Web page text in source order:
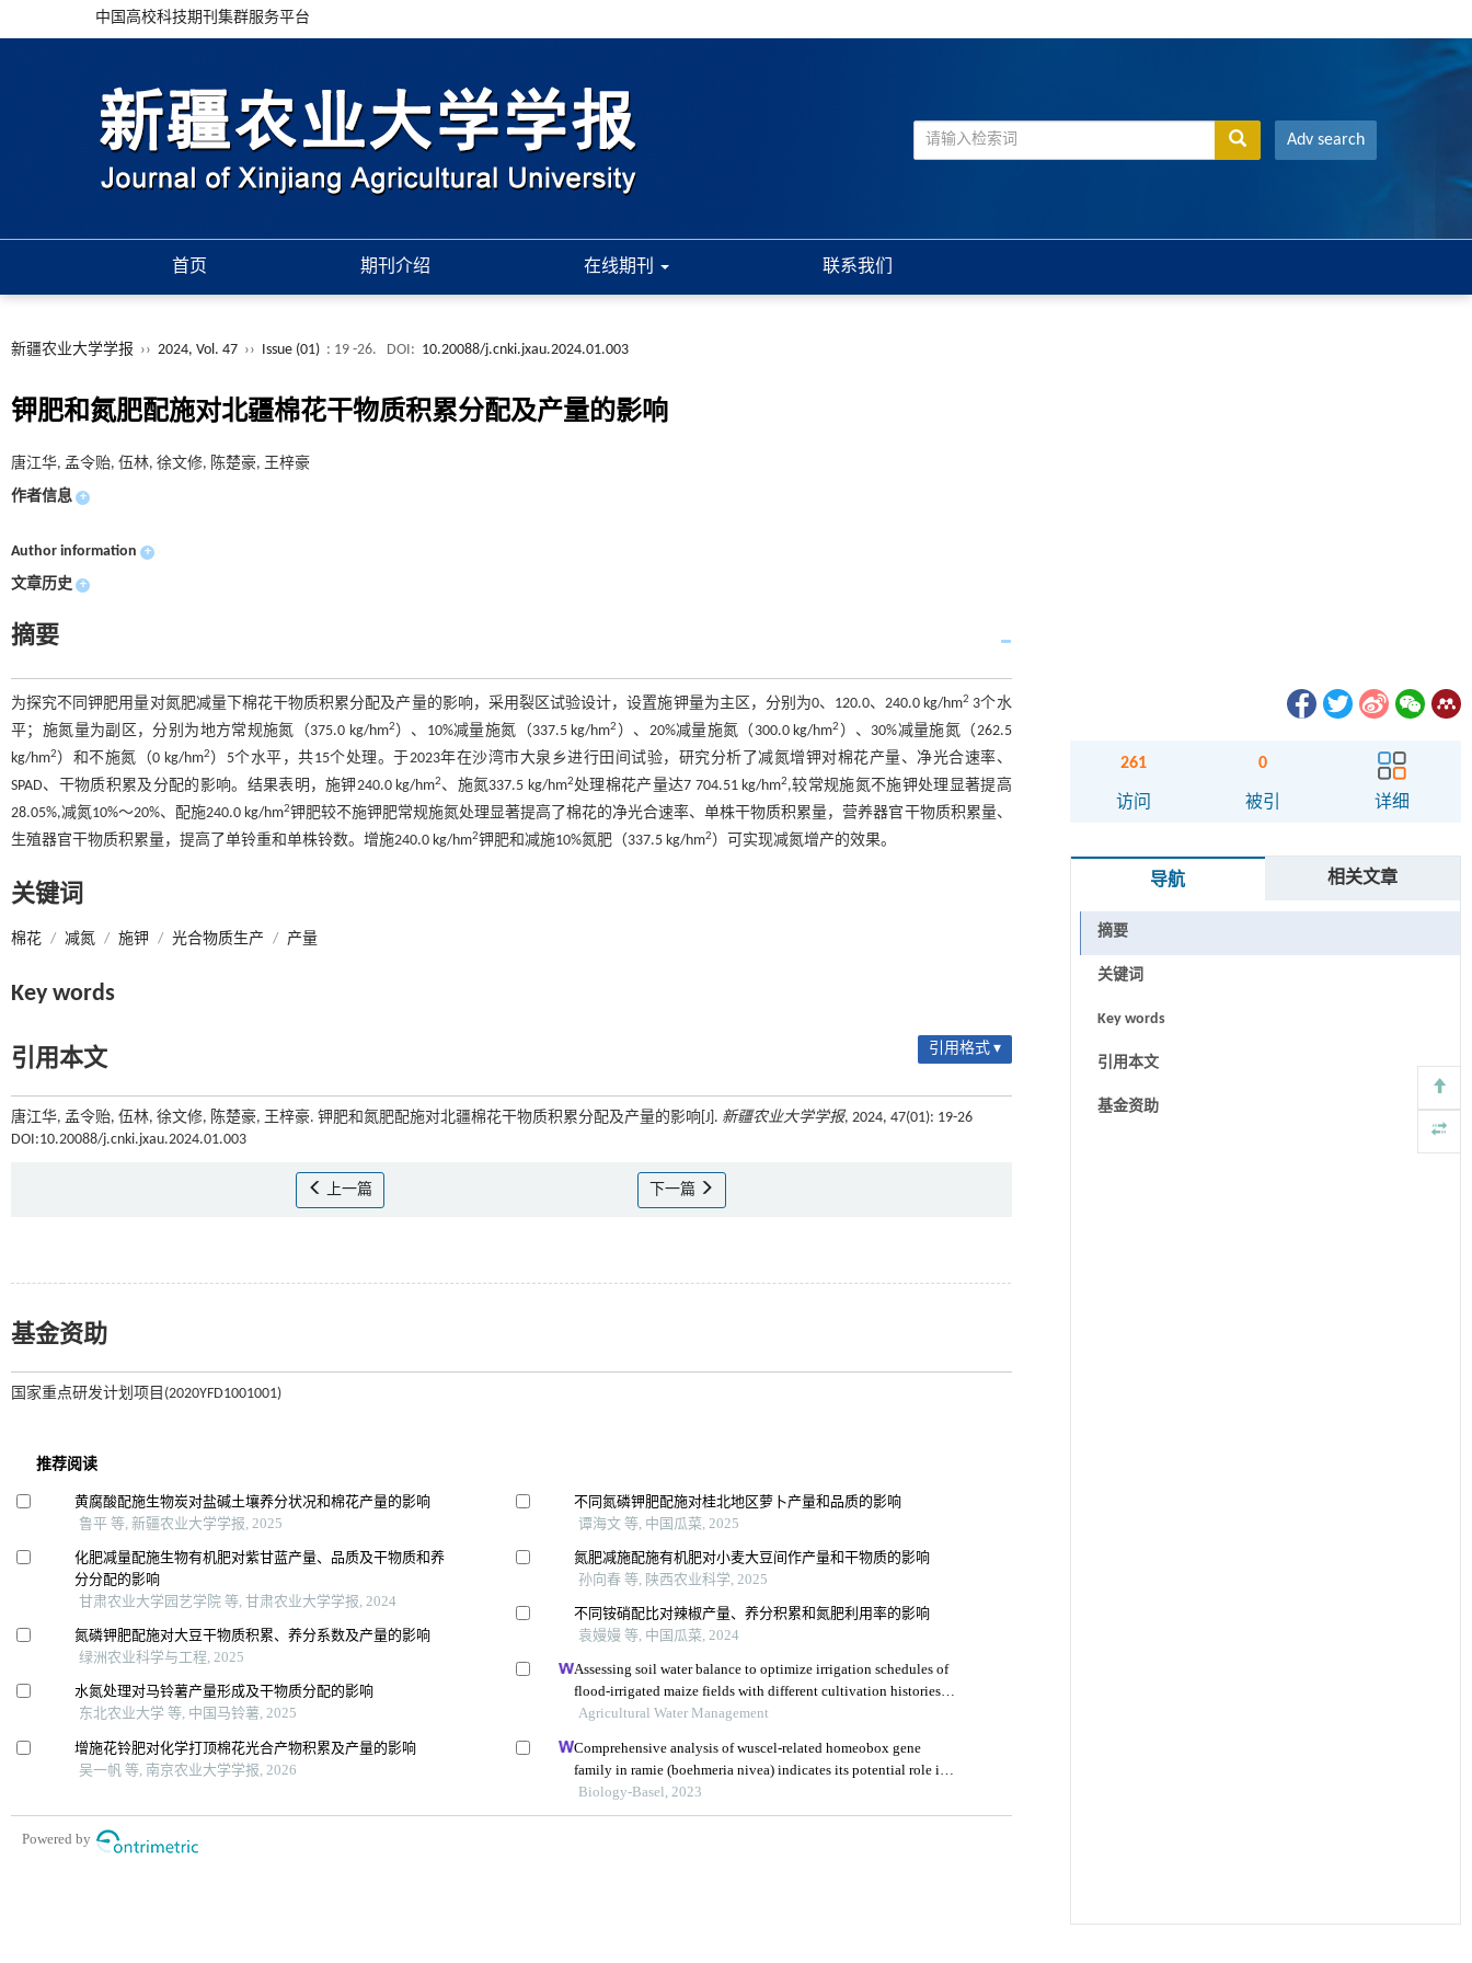
中国高校科技期刊集群服务平台
Adv search
首页 期刊介绍 在线期刊 联系我们
新疆农业大学学报 ›› 2024, Vol. 47 ›› Issue (01) : 19 -26. DOI: 10.20088/j.cnki.jxau.2024.01.003
钾肥和氮肥配施对北疆棉花干物质积累分配及产量的影响
唐江华, 孟令贻, 伍林, 徐文修, 陈楚豪, 王梓豪
作者信息 +
Author information +
文章历史 +
摘要
为探究不同钾肥用量对氮肥减量下棉花干物质积累分配及产量的影响，采用裂区试验设计，设置施钾量为主区，分别为0、120.0、240.0 kg/hm2 3个水
平；施氮量为副区，分别为地方常规施氮（375.0 kg/hm2）、10%减量施氮（337.5 kg/hm2 ）、20%减量施氮（300.0 kg/hm2 ）、30%减量施氮（262.5
kg/hm2）和不施氮（0 kg/hm2）5个水平，共15个处理。于2023年在沙湾市大泉乡进行田间试验，研究分析了减氮增钾对棉花产量、净光合速率、
SPAD、干物质积累及分配的影响。结果表明，施钾240.0 kg/hm2、施氮337.5 kg/hm2处理棉花产量达7 704.51 kg/hm2,较常规施氮不施钾处理显著提高
28.05%,减氮10%～20%、配施240.0 kg/hm2钾肥较不施钾肥常规施氮处理显著提高了棉花的净光合速率、单株干物质积累量，营养器官干物质积累量、
生殖器官干物质积累量，提高了单铃重和单株铃数。增施240.0 kg/hm2钾肥和减施10%氮肥（337.5 kg/hm2）可实现减氮增产的效果。
关键词
棉花 / 减氮 / 施钾 / 光合物质生产 / 产量
Key words
引用本文 引用格式 ▾
唐江华, 孟令贻, 伍林, 徐文修, 陈楚豪, 王梓豪. 钾肥和氮肥配施对北疆棉花干物质积累分配及产量的影响[J]. 新疆农业大学学报, 2024, 47(01): 19-26
DOI:10.20088/j.cnki.jxau.2024.01.003
上一篇 下一篇
基金资助
国家重点研发计划项目(2020YFD1001001)
261
访问
0
被引 详细
导航 相关文章
摘要
关键词
Key words
引用本文
基金资助